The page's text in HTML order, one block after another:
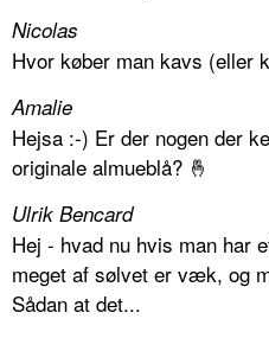
Nicolas
Hvor køber man kavs (eller
Amalie
Hejsa :-) Er der nogen der
originale almueblå? 🤞
Ulrik Bencard
Hej - hvad nu hvis man har
meget af sølvet er væk, og
Sådan at det...